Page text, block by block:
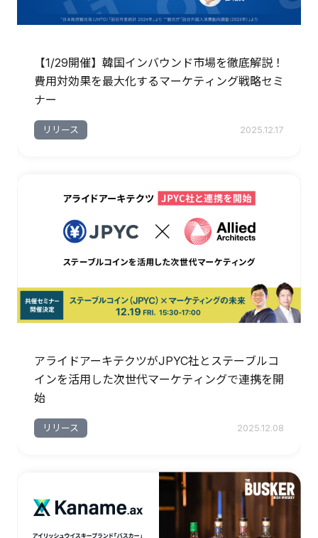
【1/29開催】韓国インバウンド市場を徹底解説！
費用対効果を最大化するマーケティング戦略セミ
ナー
リリース 2025.12.17
アライドアーキテクツがJPYC社とステーブルコ
インを活用した次世代マーケティングで連携を開
始
リリース 2025.12.08